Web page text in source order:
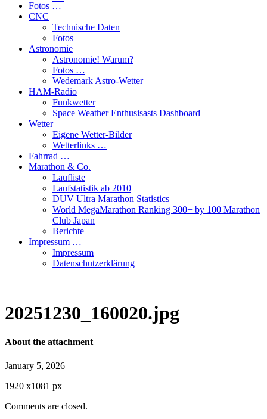
Fotos …
CNC
Technische Daten
Fotos
Astronomie
Astronomie! Warum?
Fotos …
Wedemark Astro-Wetter
HAM-Radio
Funkwetter
Space Weather Enthusisasts Dashboard
Wetter
Eigene Wetter-Bilder
Wetterlinks …
Fahrrad …
Marathon & Co.
Laufliste
Laufstatistik ab 2010
DUV Ultra Marathon Statistics
World MegaMarathon Ranking 300+ by 100 Marathon
Club Japan
Berichte
Impressum …
Impressum
Datenschutzerklärung
20251230_160020.jpg
About the attachment
January 5, 2026
1920 x1081 px
Comments are closed.